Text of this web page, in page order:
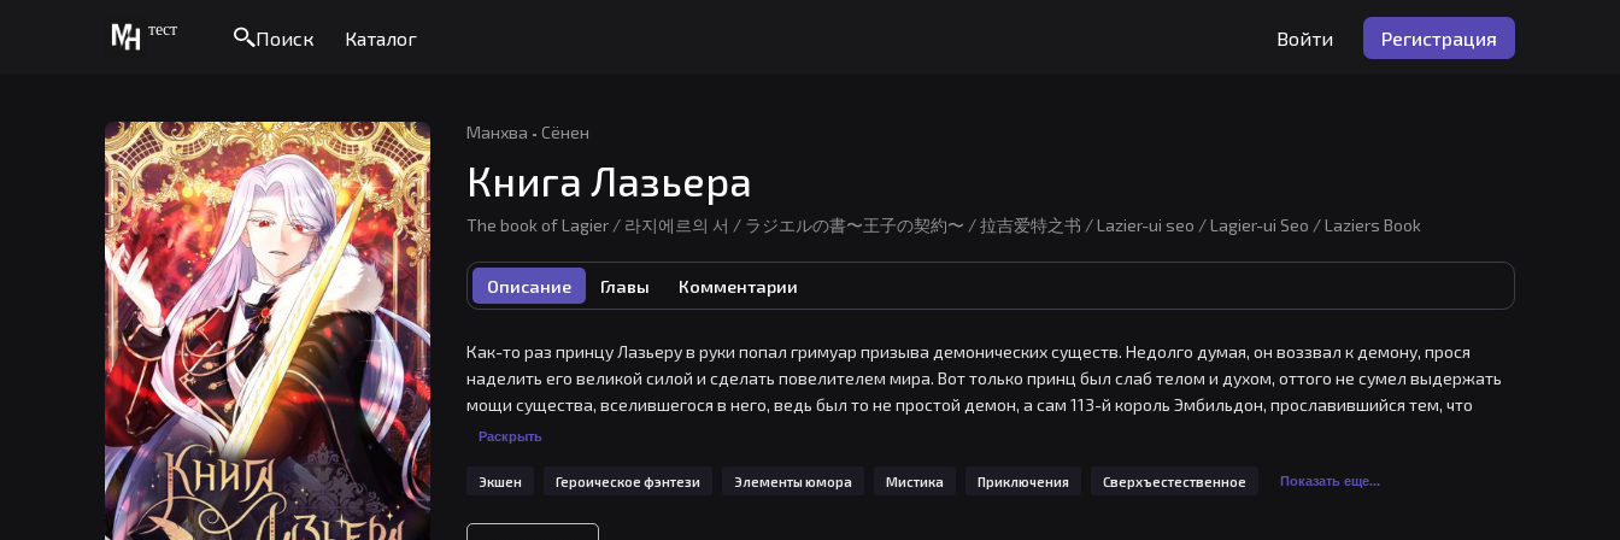
тест Поиск Каталог Войти Регистрация
Манхва · Сёнен
Книга Лазьера
The book of Lagier / 라지에르의 서 / ラジエルの書〜王子の契約〜 / 拉吉爱特之书 / Lazier-ui seo / Lagier-ui Seo / Laziers Book
Описание Главы Комментарии
Как-то раз принцу Лазьеру в руки попал гримуар призыва демонических существ. Недолго думая, он воззвал к демону, прося
наделить его великой силой и сделать повелителем мира. Вот только принц был слаб телом и духом, оттого не сумел выдержать
мощи существа, вселившегося в него, ведь был то не простой демон, а сам 113-й король Эмбильдон, прославившийся тем, что
объединил мир демонов.Будучи контрактником, Эмбильдон не имеет права покинуть тело призывателя, пока не исполнит его
с мешающим лишним весом оплывшего принца.
Раскрыть
Экшен Героическое фэнтези Элементы юмора Мистика Приключения Сверхъестественное Показать еще...